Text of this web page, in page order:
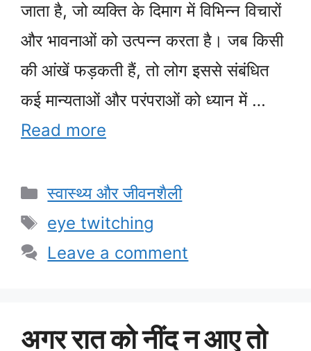
जाता है, जो व्यक्ति के दिमाग में विभिन्न विचारों
और भावनाओं को उत्पन्न करता है। जब किसी
की आंखें फड़कती हैं, तो लोग इससे संबंधित
कई मान्यताओं और परंपराओं को ध्यान में …
Read more
Categories
स्वास्थ्य और जीवनशैली
Tags
eye twitching
Leave a comment
अगर रात को नींद न आए तो